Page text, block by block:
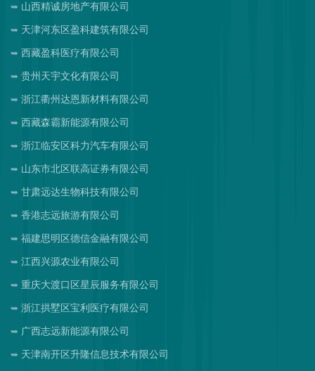
山西精诚房地产有限公司
天津河东区盈科建筑有限公司
西藏盈科医疗有限公司
贵州天宇文化有限公司
浙江衢州达恩新材料有限公司
西藏森霸新能源有限公司
浙江临安区科力汽车有限公司
山东市北区联高证券有限公司
甘肃远达生物科技有限公司
香港志远旅游有限公司
福建思明区德信金融有限公司
江西兴源农业有限公司
重庆大渡口区星辰服务有限公司
浙江拱墅区宝利医疗有限公司
广西志远新能源有限公司
天津南开区升隆信息技术有限公司